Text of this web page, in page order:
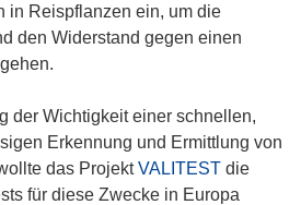
in Reispflanzen ein, um die
den Widerstand gegen einen
der Wichtigkeit einer schnellen,
Erkennung und Ermittlung von
das ProjektVALITEST die
für diese Zwecke in Europa